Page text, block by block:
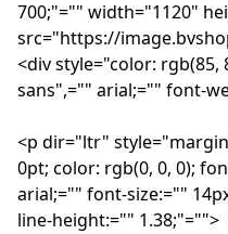
700;"="" width="1120"
src="https://
<div style="color:
sans",="" arial;="" font-
<p dir="ltr"
0pt; color: rgb(0, 0, 0);
arial;="" font-size:=""
line-height:="" 1.38;"="">